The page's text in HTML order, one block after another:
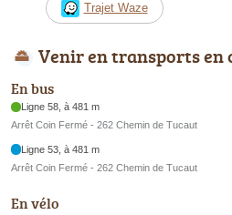
Trajet Waze
Venir en transports en
En bus
Ligne 58, à 481 m
Arrêt Coin Fermé - 262 Chemin de Tucaut
Ligne 53, à 481 m
Arrêt Coin Fermé - 262 Chemin de Tucaut
En vélo